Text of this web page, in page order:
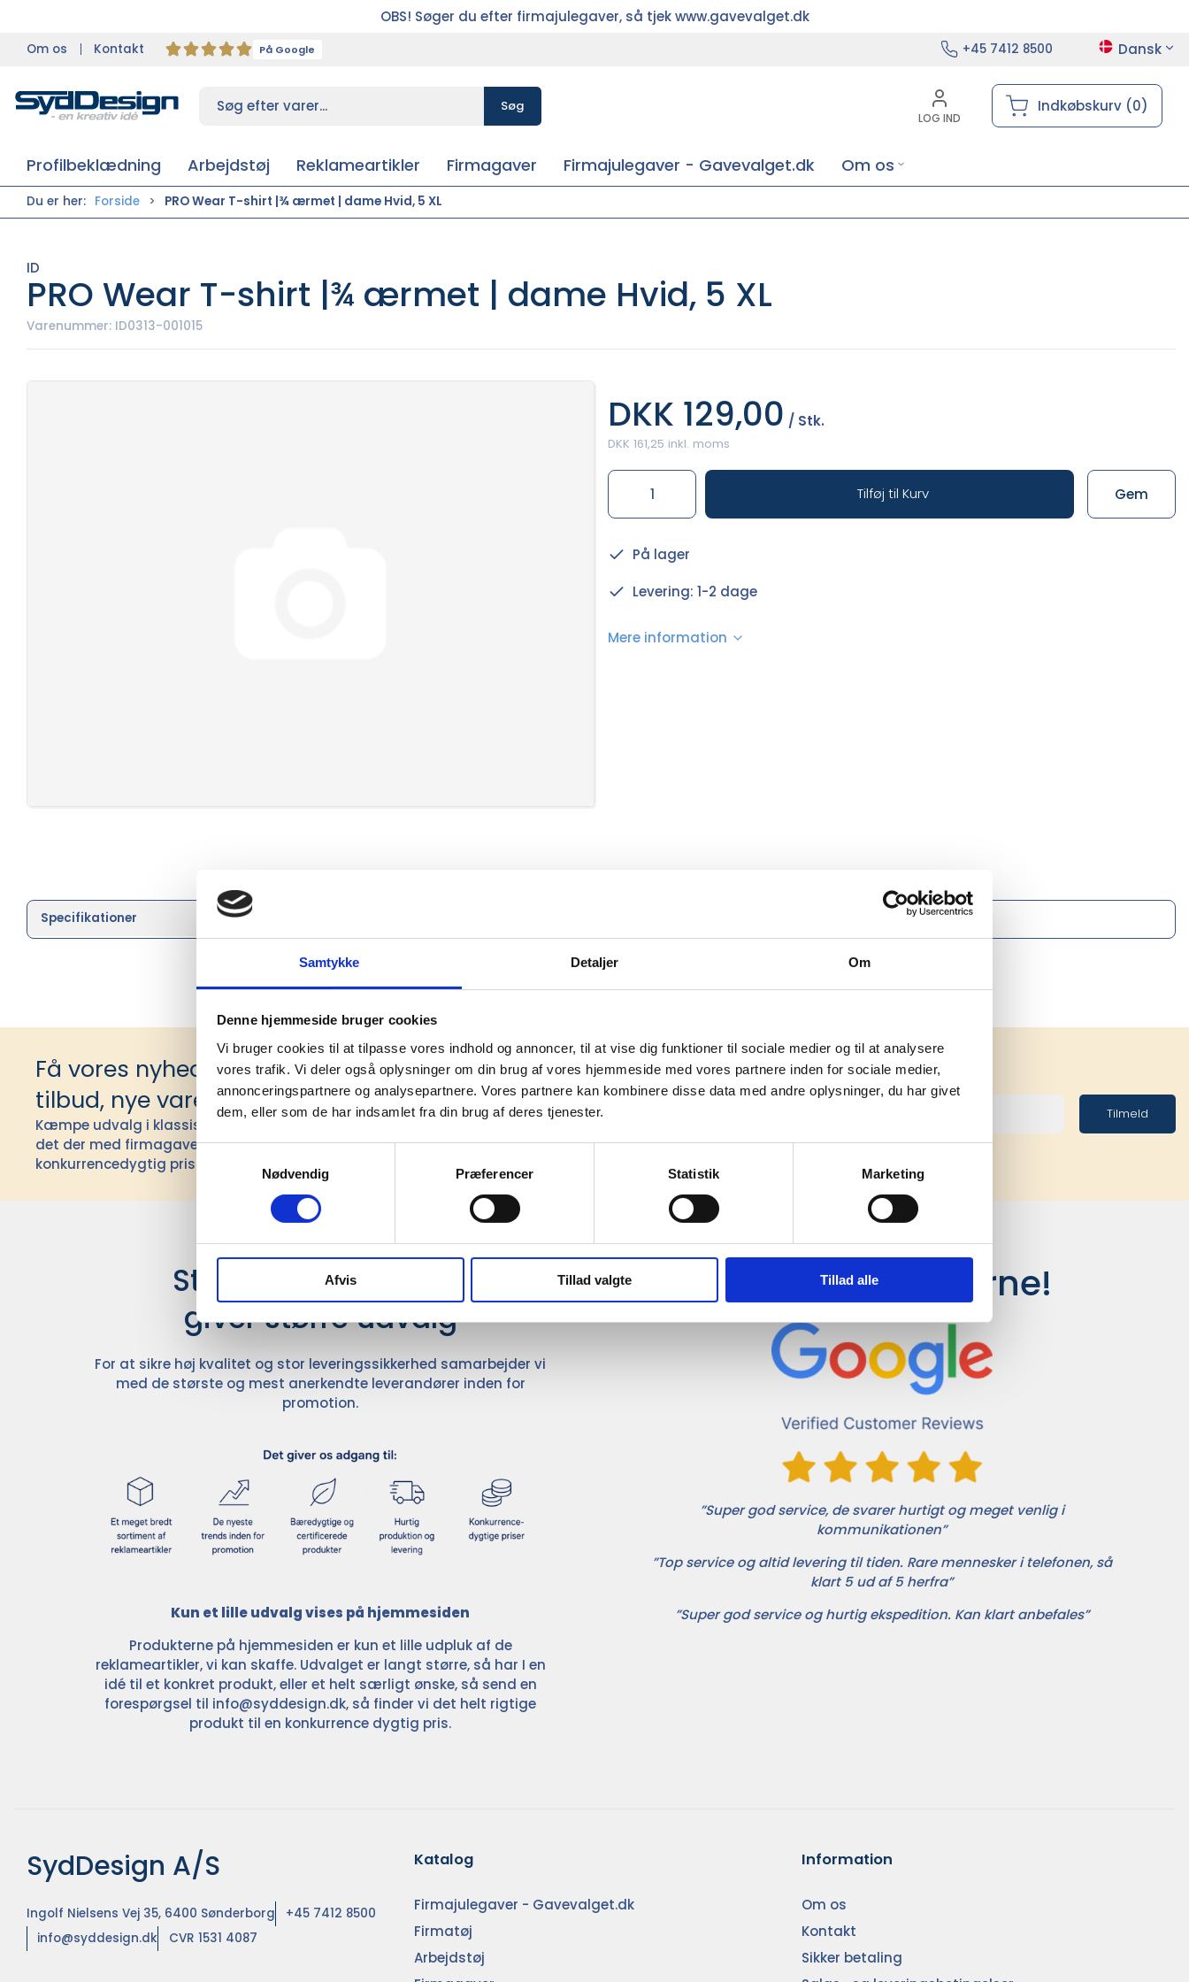
Samtykke Detaljer Om
Denne hjemmeside bruger cookies
Vi bruger cookies til at tilpasse vores indhold og annoncer, til at vise dig funktioner til sociale medier og til at analysere
vores trafik. Vi deler også oplysninger om din brug af vores hjemmeside med vores partnere inden for sociale medier,
annonceringspartnere og analysepartnere. Vores partnere kan kombinere disse data med andre oplysninger, du har givet
dem, eller som de har indsamlet fra din brug af deres tjenester.
Samtykkevalg
Nødvendig
Præferencer Statistik Marketing
Afvis Tillad valgte Tillad alle
OBS! Søger du efter firmajulegaver, så tjek www.gavevalget.dk
Om os Kontakt På Google +45 7412 8500 Dansk
Søg
LOG IND
Indkøbskurv (0)
Profilbeklædning Arbejdstøj Reklameartikler Firmagaver Firmajulegaver - Gavevalget.dk Om os
Du er her: Forside PRO Wear T-shirt |¾ ærmet | dame Hvid, 5 XL
ID
PRO Wear T-shirt |¾ ærmet | dame Hvid, 5 XL
Varenummer: ID0313-001015
DKK 129,00 / Stk.
DKK 161,25 inkl. moms
Tilføj til Kurv Gem
På lager
Levering: 1-2 dage
Mere information
Specifikationer
Få vores nyhedsbrev med information om
tilbud, nye varer og andet godt
Kæmpe udvalg i klassiske og nyskabende gaveidéer til din virksomhed. Vi kan
det der med firmagaver, og har ydet god personlig service til en
konkurrencedygtig pris siden 1991.
Tilmeld
Stærke leverandører
giver større udvalg
For at sikre høj kvalitet og stor leveringssikkerhed samarbejder vi
med de største og mest anerkendte leverandører inden for
promotion.
Kun et lille udvalg vises på hjemmesiden
Produkterne på hjemmesiden er kun et lille udpluk af de
reklameartikler, vi kan skaffe. Udvalget er langt større, så har I en
idé til et konkret produkt, eller et helt særligt ønske, så send en
forespørgsel til info@syddesign.dk, så finder vi det helt rigtige
produkt til en konkurrence dygtig pris.
Det siger kunderne!
”Super god service, de svarer hurtigt og meget venlig i
kommunikationen”
”Top service og altid levering til tiden. Rare mennesker i telefonen, så
klart 5 ud af 5 herfra”
”Super god service og hurtig ekspedition. Kan klart anbefales”
SydDesign A/S
Ingolf Nielsens Vej 35, 6400 Sønderborg
+45 7412 8500
info@syddesign.dk
CVR 1531 4087
Katalog
Firmajulegaver - Gavevalget.dk
Firmatøj
Arbejdstøj
Information
Om os
Kontakt
Sikker betaling